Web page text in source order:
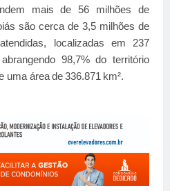
mais de 56 milhões de
são cerca de 3,5 milhões de
localizadas em 237
98,7% do território
uma áreade336.871 km².